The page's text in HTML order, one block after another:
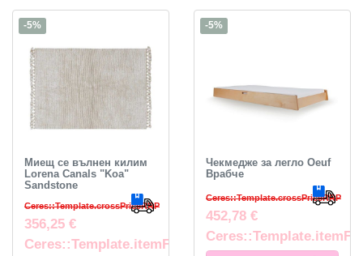
-5%
Миещ се вълнен килим
Lorena Canals "Koa"
Sandstone
Ceres::Template.crossPriceRRP
356,25 €
Ceres::Template.itemFootnote
-5%
Чекмедже за легло Oeuf
Врабче
Ceres::Template.crossPriceRRP
452,78 €